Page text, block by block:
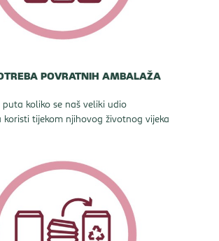
POVRATNIH AMBALAŽA
puta koliko se naš veliki udio
koristi tijekom njihovog životnog vijeka